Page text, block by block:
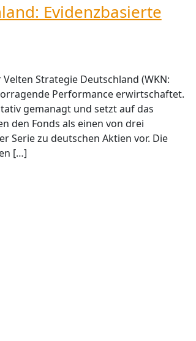
Evidenzbasierte
Strategie Deutschland (WKN:
Performance erwirtschaftet.
gemanagt und setzt auf das
den Fonds als einen von drei
Serie zu deutschen Aktien vor. Die
[…]